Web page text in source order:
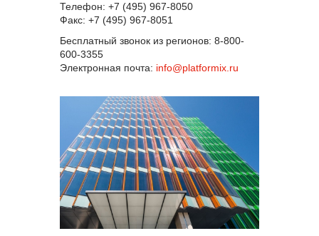
Телефон: +7 (495) 967-8050
Факс: +7 (495) 967-8051
Бесплатный звонок из регионов: 8-800-
600-3355
Электронная почта: info@platformix.ru